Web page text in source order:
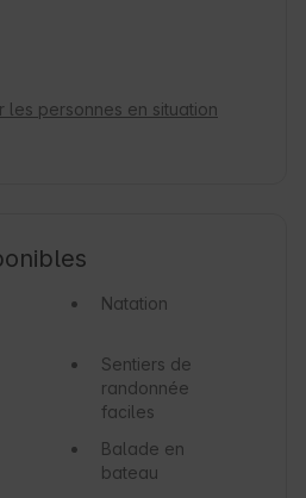
les personnes en situation
Natation
Sentiers de
randonnée
faciles
Balade en
bateau